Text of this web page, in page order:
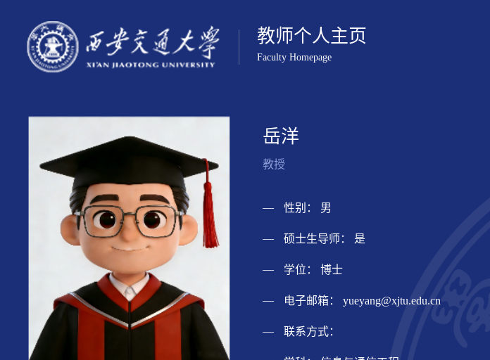
教师个人主页
Faculty Homepage
岳洋
教授
性别： 男
硕士生导师： 是
学位： 博士
电子邮箱：yueyang@xjtu.edu.cn
联系方式：